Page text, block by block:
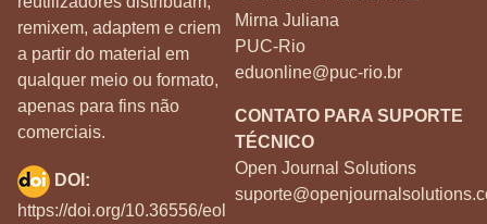
remixem, adaptem e criem
a partir do material em
qualquer meio ou formato,
apenas para fins não
comerciais.
Mirna Juliana
PUC-Rio
eduonline@puc-rio.br
CONTATO PARA SUPORTE
TÉCNICO
Open Journal Solutions
DOI:
https://doi.org/10.36556/eol